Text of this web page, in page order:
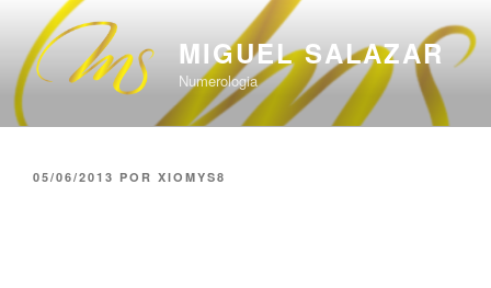
contenido
MIGUEL SALAZAR
Numerologia
PUBLICADO
05/06/2013 POR XIOMYS8